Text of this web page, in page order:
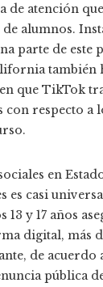
de atención
de alumnos.
parte de este
también
que TikTok
con respecto a
en
es casi
13 y 17 años
digital, más
de acuerdo
pública